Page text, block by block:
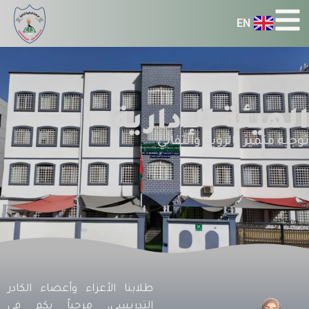
EN
الهيئة الإدارية
توجيه متميز بالرؤية والتفاني
طلابنا الأعزاء وأعضاء الكادر
التدريسي، مرحباً بكم في